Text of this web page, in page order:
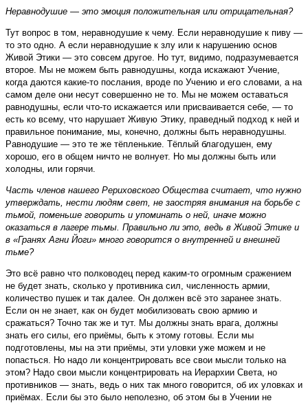
Неравнодушие — это эмоция положительная или отрицательная?
Тут вопрос в том, неравнодушие к чему. Если неравнодушие к пиву —
то это одно. А если неравнодушие к злу или к нарушению основ
Живой Этики — это совсем другое. Но тут, видимо, подразумевается
второе. Мы не можем быть равнодушны, когда искажают Учение,
когда даются какие-то послания, вроде по Учению и его словами, а на
самом деле они несут совершенно не то. Мы не можем оставаться
равнодушны, если что-то искажается или присваивается себе, — то
есть ко всему, что нарушает Живую Этику, праведный подход к ней и
правильное понимание, мы, конечно, должны быть неравнодушны.
Равнодушие — это те же тёпленькие. Тёплый благодушен, ему
хорошо, его в общем ничто не волнует. Но мы должны быть или
холодны, или горячи.
Часть членов нашего Рериховского Общества считает, что нужно
утверждать, нести людям свет, не заостряя внимания на борьбе с
тьмой, поменьше говорить и упоминать о ней, иначе можно
оказаться в лагере тьмы. Правильно ли это, ведь в Живой Этике и
в «Гранях Агни Йоги» много говорится о внутренней и внешней
тьме?
Это всё равно что полководец перед каким-то огромным сражением
не будет знать, сколько у противника сил, численность армии,
количество пушек и так далее. Он должен всё это заранее знать.
Если он не знает, как он будет мобилизовать свою армию и
сражаться? Точно так же и тут. Мы должны знать врага, должны
знать его силы, его приёмы, быть к этому готовы. Если мы
подготовлены, мы на эти приёмы, эти уловки уже можем и не
попасться. Но надо ли концентрировать все свои мысли только на
этом? Надо свои мысли концентрировать на Иерархии Света, но
противников — знать, ведь о них так много говорится, об их уловках и
приёмах. Если бы это было неполезно, об этом бы в Учении не